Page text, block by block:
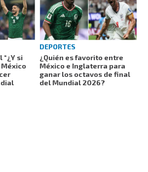
“¿Y si
DEPORTES
¿Quién es favorito entre
México e Inglaterra para
ganar los octavos de final
del Mundial 2026?